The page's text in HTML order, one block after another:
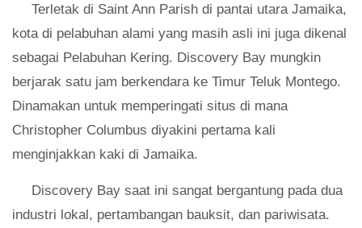
Terletak di Saint Ann Parish di pantai utara Jamaika,
kota di pelabuhan alami yang masih asli ini juga dikenal
sebagai Pelabuhan Kering. Discovery Bay mungkin
berjarak satu jam berkendara ke Timur Teluk Montego.
Dinamakan untuk memperingati situs di mana
Christopher Columbus diyakini pertama kali
menginjakkan kaki di Jamaika.
Discovery Bay saat ini sangat bergantung pada dua
industri lokal, pertambangan bauksit, dan pariwisata.